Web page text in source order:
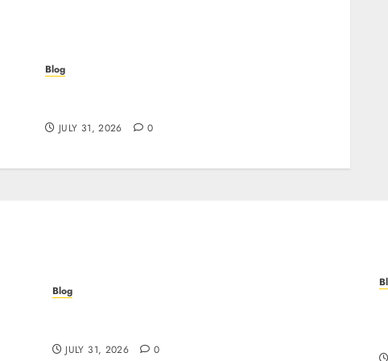
Blog
JULY 31, 2026 0
Blog
JULY 31, 2026 0